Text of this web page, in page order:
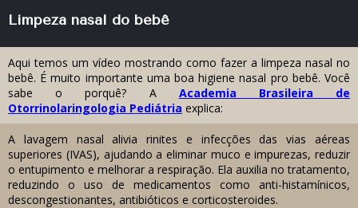
Limpeza nasal do bebê
Aqui temos um vídeo mostrando como fazer a limpeza nasal no
bebê. É muito importante uma boa higiene nasal pro bebê. Você
sabe o porquê? A Academia Brasileira de
Otorrinolaringologia Pediátria explica:
A lavagem nasal alivia rinites e infecções das vias aéreas
superiores (IVAS), ajudando a eliminar muco e impurezas, reduzir
o entupimento e melhorar a respiração. Ela auxilia no tratamento,
reduzindo o uso de medicamentos como anti-histamínicos,
descongestionantes, antibióticos e corticosteroides.